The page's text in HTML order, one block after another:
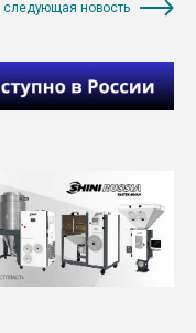
следующая новость